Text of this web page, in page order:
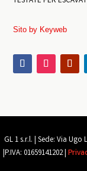
Sito by Keyweb
GL 1 s.r.l. | Sede: Via Ugo
P.IVA: 01659141202 |